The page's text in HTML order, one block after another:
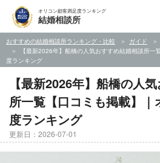
オリコン顧客満足度ランキング
結婚相談所
おすすめの結婚相談所ランキング・比較 ガイド
【最新2026年】船橋の人気おすすめ結婚相談所
度ランキング
【最新2026年】船橋の人
所一覧【口コミも掲載】
度ランキング
更新日：2026-07-01